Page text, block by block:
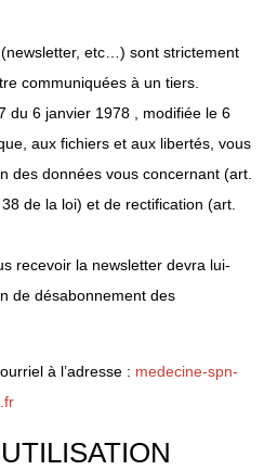
etc…) sont strictement
communiquées à un tiers.
du 6 janvier 1978 , modifiée le 6
aux fichiers et aux libertés, vous
des données vous concernant (art.
de la loi) et de rectification (art.
recevoir la newsletter devra lui-
de désabonnement des
à l’adresse : medecine-spn-